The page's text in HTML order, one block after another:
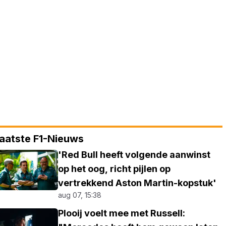
F1-Nieuws
'Red Bull heeft volgende aanwinst
op het oog, richt pijlen op
vertrekkend Aston Martin-kopstuk'
aug 07, 15:38
Plooij voelt mee met Russell: